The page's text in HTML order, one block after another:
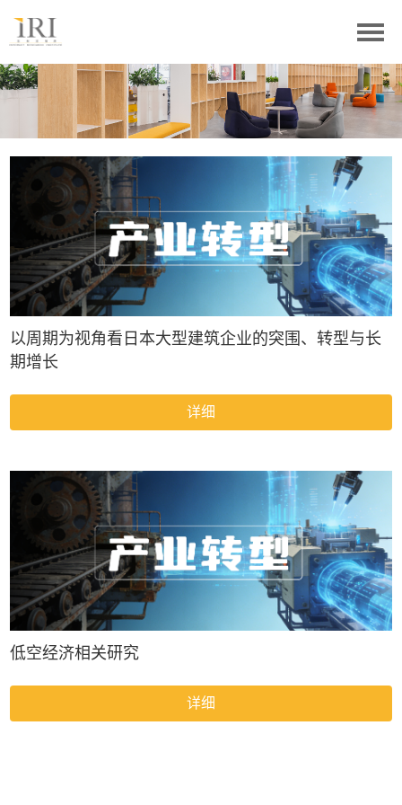
以周期为视角看日本大型建筑企业的突围、转型与长
期增长
详细
低空经济相关研究
详细